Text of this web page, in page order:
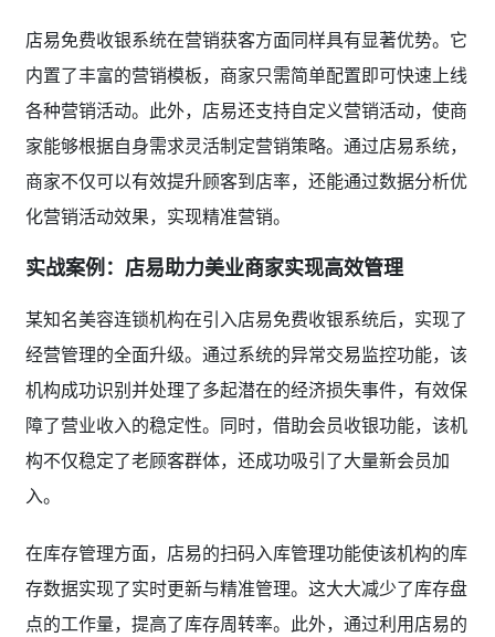
店易免费收银系统在营销获客方面同样具有显著优势。它
内置了丰富的营销模板，商家只需简单配置即可快速上线
各种营销活动。此外，店易还支持自定义营销活动，使商
家能够根据自身需求灵活制定营销策略。通过店易系统，
商家不仅可以有效提升顾客到店率，还能通过数据分析优
化营销活动效果，实现精准营销。
实战案例：店易助力美业商家实现高效管理
某知名美容连锁机构在引入店易免费收银系统后，实现了
经营管理的全面升级。通过系统的异常交易监控功能，该
机构成功识别并处理了多起潜在的经济损失事件，有效保
障了营业收入的稳定性。同时，借助会员收银功能，该机
构不仅稳定了老顾客群体，还成功吸引了大量新会员加
入。
在库存管理方面，店易的扫码入库管理功能使该机构的库
存数据实现了实时更新与精准管理。这大大减少了库存盘
点的工作量，提高了库存周转率。此外，通过利用店易的